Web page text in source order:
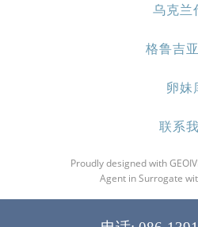
乌克兰
格鲁吉
卵妹
联系
Proudly designed with
Agent in Surrogate